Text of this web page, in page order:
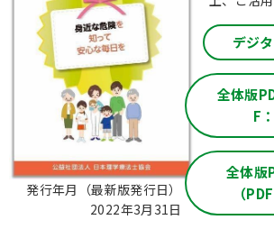
発行年月（最新版発行日）：
2022年3月31日
デジ
全体版
F
全体版
（